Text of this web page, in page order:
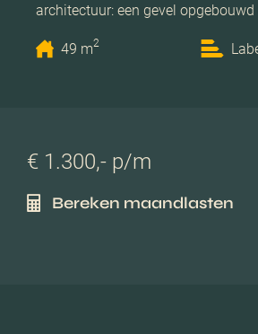
architectuur: een gevel opgebouwd
49 m2
€ 1.300,- p/m
Bereken maandlasten